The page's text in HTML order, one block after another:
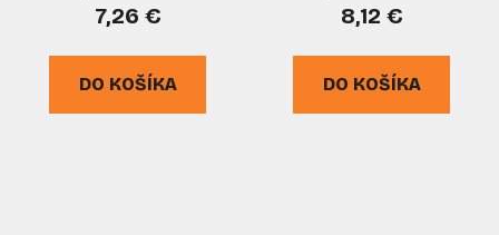
7,26 €
DO KOŠÍKA
8,12 €
DO KOŠÍKA